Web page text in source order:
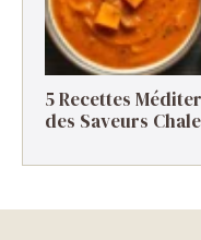
5 Recettes
des Saveurs